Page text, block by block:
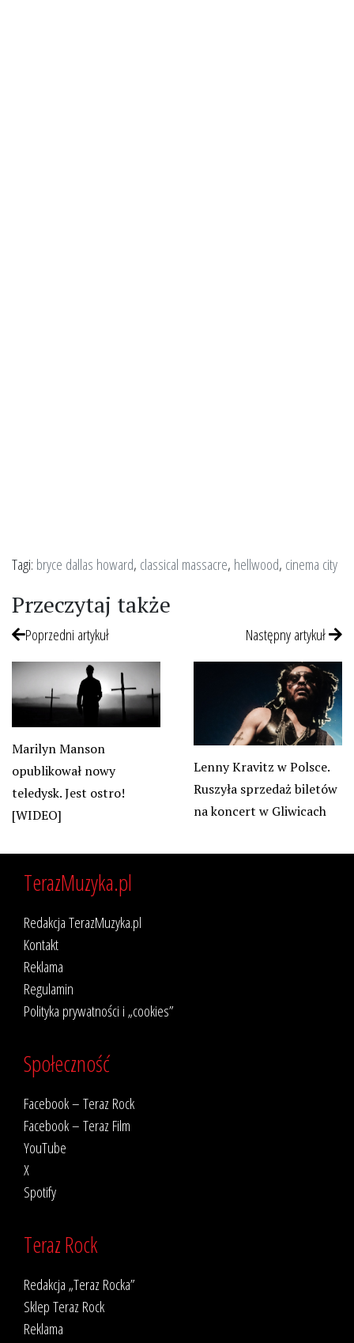
Tagi: bryce dallas howard, classical massacre, hellwood, cinema city
Przeczytaj także
Poprzedni artykuł
Marilyn Manson
opublikował nowy
teledysk. Jest ostro!
[WIDEO]
Następny artykuł
Lenny Kravitz w Polsce.
Ruszyła sprzedaż biletów
na koncert w Gliwicach
TerazMuzyka.pl
Redakcja TerazMuzyka.pl
Kontakt
Reklama
Regulamin
Polityka prywatności i „cookies”
Społeczność
Facebook – Teraz Rock
Facebook – Teraz Film
YouTube
X
Spotify
Teraz Rock
Redakcja „Teraz Rocka”
Sklep Teraz Rock
Reklama